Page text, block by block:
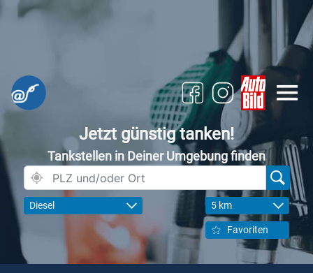
Jetzt günstig tanken!
Tankstellen in Deiner Umgebung finden
Diesel 5 km
Favoriten